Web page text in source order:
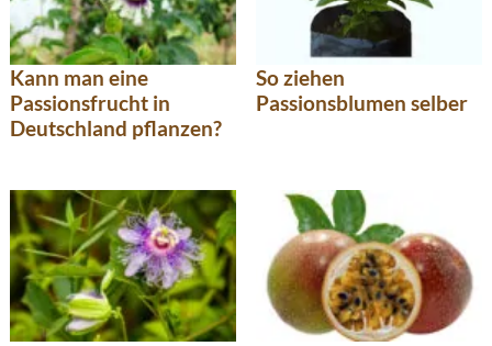
Kann man eine
Passionsfrucht in
Deutschland pflanzen?
So ziehen
Passionsblumen selber